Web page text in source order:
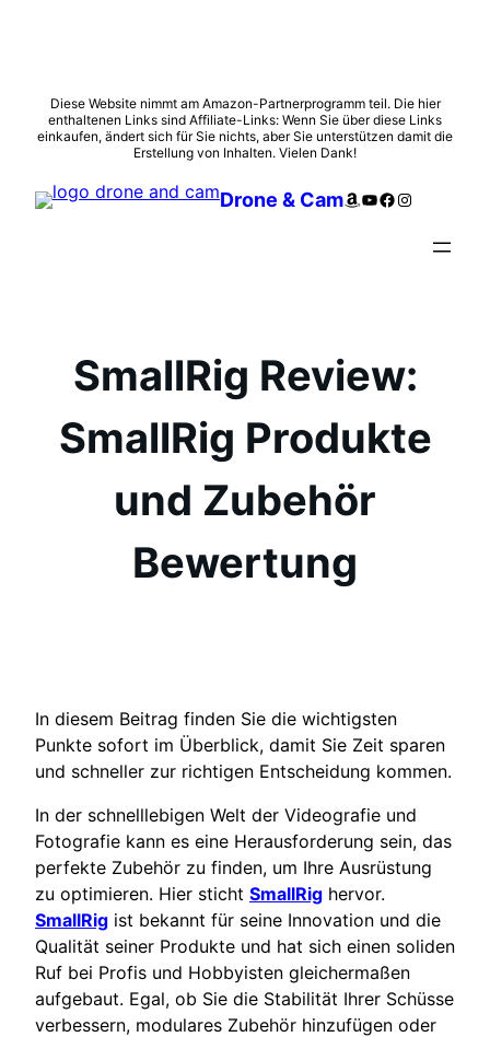
Inhalt
Diese Website nimmt am Amazon-Partnerprogramm teil. Die hier
enthaltenen Links sind Affiliate-Links: Wenn Sie über diese Links
einkaufen, ändert sich für Sie nichts, aber Sie unterstützen damit die
Erstellung von Inhalten. Vielen Dank!
Drone & CamAmazon
YouTube
Facebook
Instagram
SmallRig Review:
SmallRig Produkte
und Zubehör
Bewertung
In diesem Beitrag finden Sie die wichtigsten
Punkte sofort im Überblick, damit Sie Zeit sparen
und schneller zur richtigen Entscheidung kommen.
In der schnelllebigen Welt der Videografie und
Fotografie kann es eine Herausforderung sein, das
perfekte Zubehör zu finden, um Ihre Ausrüstung
zu optimieren. Hier sticht SmallRig hervor.
SmallRig ist bekannt für seine Innovation und die
Qualität seiner Produkte und hat sich einen soliden
Ruf bei Profis und Hobbyisten gleichermaßen
aufgebaut. Egal, ob Sie die Stabilität Ihrer Schüsse
verbessern, modulares Zubehör hinzufügen oder